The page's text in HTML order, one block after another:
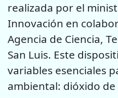
realizada por el
Innovación en
Agencia de Ciencia,
San Luis. Este
variables esenciales
ambiental: dióxido